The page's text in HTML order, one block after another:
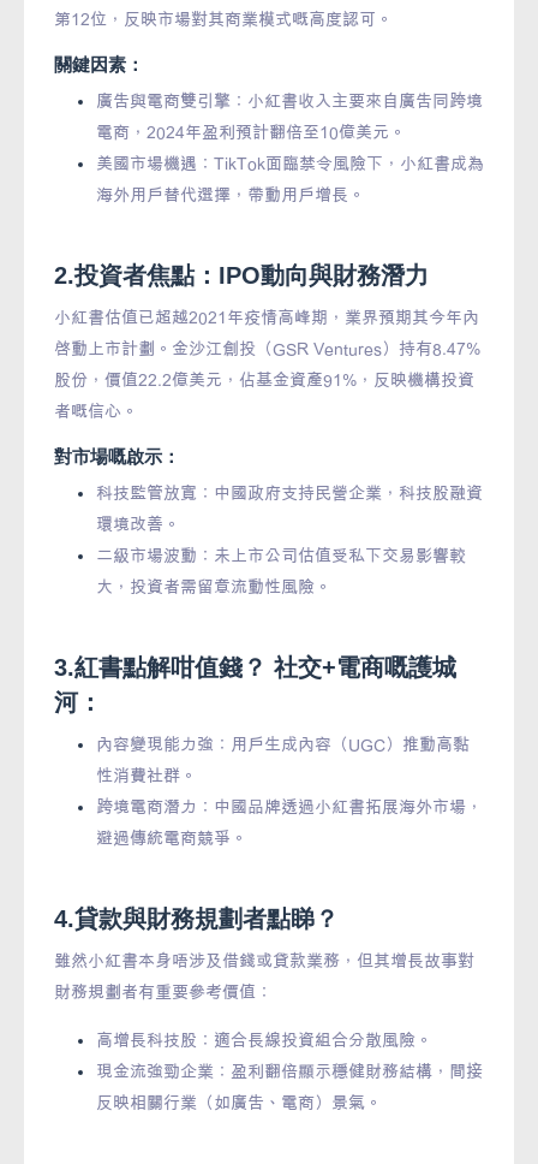
第12位，反映市場對其商業模式嘅高度認可。
關鍵因素：
廣告與電商雙引擎：小紅書收入主要來自廣告同跨境
電商，2024年盈利預計翻倍至10億美元。
美國市場機遇：TikTok面臨禁令風險下，小紅書成為
海外用戶替代選擇，帶動用戶增長。
2.投資者焦點：IPO動向與財務潛力
小紅書估值已超越2021年疫情高峰期，業界預期其今年內
啓動上市計劃。金沙江創投（GSR Ventures）持有8.47%
股份，價值22.2億美元，佔基金資產91%，反映機構投資
者嘅信心。
對市場嘅啟示：
科技監管放寬：中國政府支持民營企業，科技股融資
環境改善。
二級市場波動：未上市公司估值受私下交易影響較
大，投資者需留意流動性風險。
3.紅書點解咁值錢？ 社交+電商嘅護城
河：
內容變現能力強：用戶生成內容（UGC）推動高黏
性消費社群。
跨境電商潛力：中國品牌透過小紅書拓展海外市場，
避過傳統電商競爭。
4.貸款與財務規劃者點睇？
雖然小紅書本身唔涉及借錢或貸款業務，但其增長故事對
財務規劃者有重要參考價值：
高增長科技股：適合長線投資組合分散風險。
現金流強勁企業：盈利翻倍顯示穩健財務結構，間接
反映相關行業（如廣告、電商）景氣。